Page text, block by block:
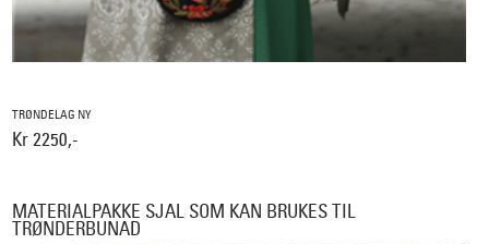
TRØNDELAG NY
Kr 2250,-
MATERIALPAKKE SJAL SOM KAN BRUKES TIL
TRØNDERBUNAD